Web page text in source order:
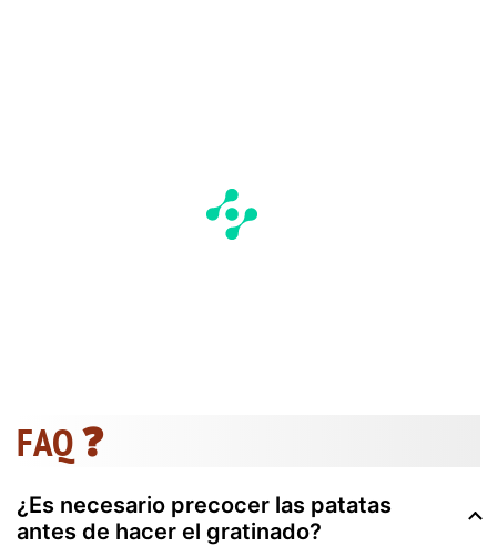
FAQ ❓
¿Es necesario precocer las patatas
antes de hacer el gratinado?